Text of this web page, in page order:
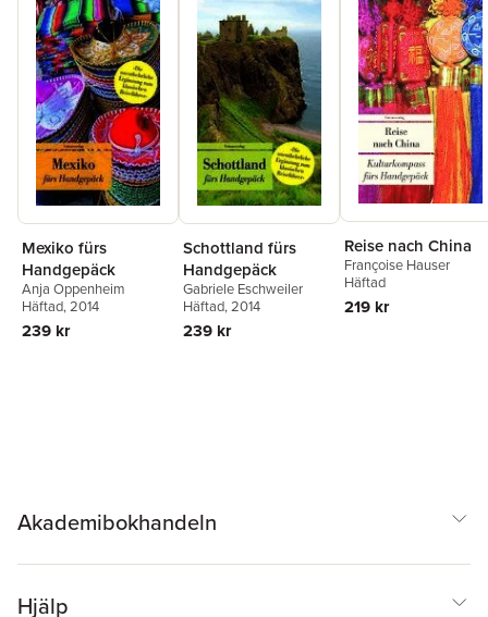
Mexiko fürs
Handgepäck
Anja Oppenheim
Häftad, 2014
239 kr
Schottland fürs
Handgepäck
Gabriele Eschweiler
Häftad, 2014
239 kr
Reise nach China
Françoise Hauser
Häftad
219 kr
Akademibokhandeln
Hjälp